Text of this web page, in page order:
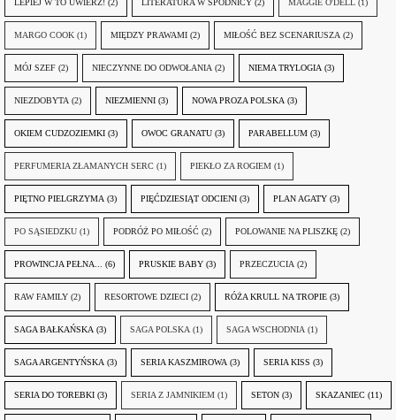
LEPIEJ W TO UWIERZ! (2) LITERATURA W SPÓDNICY (2) MAGGIE O'DELL (1)
MARGO COOK (1) MIĘDZY PRAWAMI (2) MIŁOŚĆ BEZ SCENARIUSZA (2)
MÓJ SZEF (2) NIECZYNNE DO ODWOŁANIA (2) NIEMA TRYLOGIA (3)
NIEZDOBYTA (2) NIEZMIENNI (3) NOWA PROZA POLSKA (3)
OKIEM CUDZOZIEMKI (3) OWOC GRANATU (3) PARABELLUM (3)
PERFUMERIA ZŁAMANYCH SERC (1) PIEKŁO ZA ROGIEM (1)
PIĘTNO PIELGRZYMA (3) PIĘĆDZIESIĄT ODCIENI (3) PLAN AGATY (3)
PO SĄSIEDZKU (1) PODRÓŻ PO MIŁOŚĆ (2) POLOWANIE NA PLISZKĘ (2)
PROWINCJA PEŁNA... (6) PRUSKIE BABY (3) PRZECZUCIA (2)
RAW FAMILY (2) RESORTOWE DZIECI (2) RÓŻA KRULL NA TROPIE (3)
SAGA BAŁKAŃSKA (3) SAGA POLSKA (1) SAGA WSCHODNIA (1)
SAGA ARGENTYŃSKA (3) SERIA KASZMIROWA (3) SERIA KISS (3)
SERIA DO TOREBKI (3) SERIA Z JAMNIKIEM (1) SETON (3) SKAZANIEC (11)